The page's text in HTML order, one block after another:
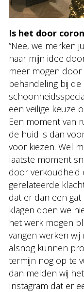
Is het door
“Nee, we merken
naar mijn idee
meer mogen door
behandeling bij
een veilige keuze
Een moment van
de huid is dan
voor kiezen. Wel
laatste moment
door verkoudheid
gerelateerde
dat er dan een
klagen doen we
het werk mogen
vangen werken
alsnog kunnen
termijn nog op te
dan melden wij
Instagram dat er